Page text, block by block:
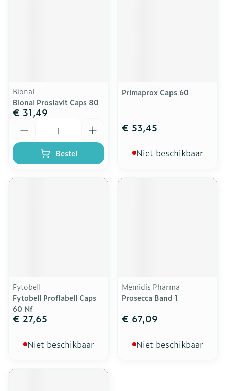
Bional
Bional Proslavit Caps 80
€ 31,49
Bestel
Primaprox Caps 60
€ 53,45
Niet beschikbaar
Fytobell
Fytobell Proflabell Caps
60 Nf
€ 27,65
Niet beschikbaar
Memidis Pharma
Prosecca Band 1
€ 67,09
Niet beschikbaar